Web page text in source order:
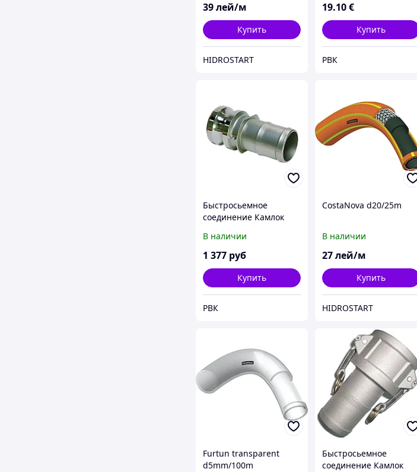
39лей/м
Купить
HIDROSTART
19.10€
Купить
РВК
Быстросьемное
соединение Камлок
В наличии
1 377 руб
Купить
РВК
CostaNova d20/25m
В наличии
27лей/м
Купить
HIDROSTART
Furtun transparent
d5mm/100m
Быстросьемное
соединение Камлок